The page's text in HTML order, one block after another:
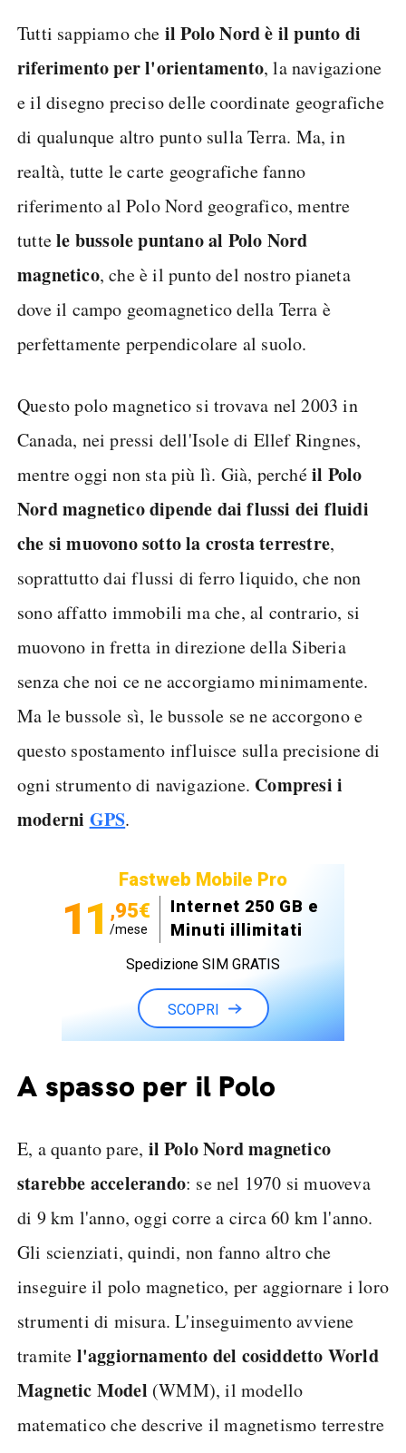
Tutti sappiamo che il Polo Nord è il punto di
riferimento per l'orientamento, la navigazione
e il disegno preciso delle coordinate geografiche
di qualunque altro punto sulla Terra. Ma, in
realtà, tutte le carte geografiche fanno
riferimento al Polo Nord geografico, mentre
tuttele bussole puntano al Polo Nord
magnetico, che è il punto del nostro pianeta
dove il campo geomagnetico della Terra è
perfettamente perpendicolare al suolo.
Questo polo magnetico si trovava nel 2003 in
Canada, nei pressi dell'Isole di Ellef Ringnes,
mentre oggi non sta più lì. Già, perchéil Polo
Nord magnetico dipende dai flussi dei fluidi
che si muovono sotto la crosta terrestre,
soprattutto dai flussi di ferro liquido, che non
sono affatto immobili ma che, al contrario, si
muovono in fretta in direzione della Siberia
senza che noi ce ne accorgiamo minimamente.
Ma le bussole sì, le bussole se ne accorgono e
questo spostamento influisce sulla precisione di
ogni strumento di navigazione. Compresi i
moderni GPS.
Fastweb Mobile Pro
11 ,95€
/mese
Internet 250 GB e
Minuti illimitati
Spedizione SIM GRATIS
SCOPRI
A spasso per il Polo
E, a quanto pare, il Polo Nord magnetico
starebbe accelerando: se nel 1970 si muoveva
di 9 km l'anno, oggi corre a circa 60 km l'anno.
Gli scienziati, quindi, non fanno altro che
inseguire il polo magnetico, per aggiornare i loro
strumenti di misura. L'inseguimento avviene
tramite l'aggiornamento del cosiddetto World
Magnetic Model (WMM), il modello
matematico che descrive il magnetismo terrestre